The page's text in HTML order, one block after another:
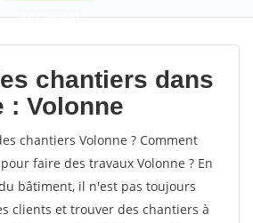
9,5(100%)61
votes
chantiers dans
: Volonne
chantiers Volonne ? Comment
faire des travaux Volonne ? En
bâtiment, il n'est pas toujours
clients et trouver des chantiers à